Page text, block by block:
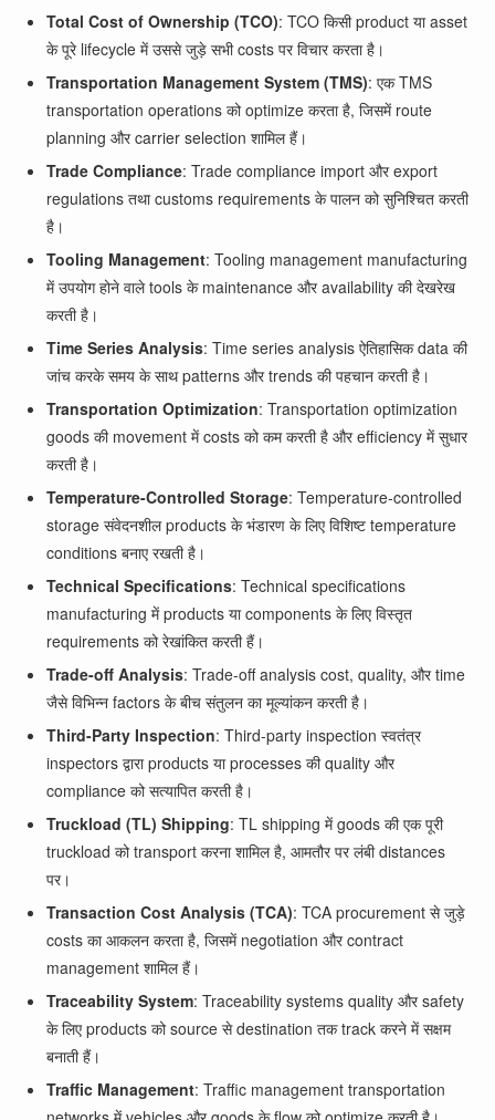
Total Cost of Ownership (TCO): TCO किसी product या asset
के पूरे lifecycle में उससे जुड़े सभी costs पर विचार करता है।
Transportation Management System (TMS): एक TMS
transportation operations को optimize करता है, जिसमें route
planning और carrier selection शामिल हैं।
Trade Compliance: Trade compliance import और export
regulations तथा customs requirements के पालन को सुनिश्चित करती
है।
Tooling Management: Tooling management manufacturing
में उपयोग होने वाले tools के maintenance और availability की देखरेख
करती है।
Time Series Analysis: Time series analysis ऐतिहासिक data की
जांच करके समय के साथ patterns और trends की पहचान करती है।
Transportation Optimization: Transportation optimization
goods की movement में costs को कम करती है और efficiency में सुधार
करती है।
Temperature-Controlled Storage: Temperature-controlled
storage संवेदनशील products के भंडारण के लिए विशिष्ट temperature
conditions बनाए रखती है।
Technical Specifications: Technical specifications
manufacturing में products या components के लिए विस्तृत
requirements को रेखांकित करती हैं।
Trade-off Analysis: Trade-off analysis cost, quality, और time
जैसे विभिन्न factors के बीच संतुलन का मूल्यांकन करती है।
Third-Party Inspection: Third-party inspection स्वतंत्र
inspectors द्वारा products या processes की quality और
compliance को सत्यापित करती है।
Truckload (TL) Shipping: TL shipping में goods की एक पूरी
truckload को transport करना शामिल है, आमतौर पर लंबी distances
पर।
Transaction Cost Analysis (TCA): TCA procurement से जुड़े
costs का आकलन करता है, जिसमें negotiation और contract
management शामिल हैं।
Traceability System: Traceability systems quality और safety
के लिए products को source से destination तक track करने में सक्षम
बनाती हैं।
Traffic Management: Traffic management transportation